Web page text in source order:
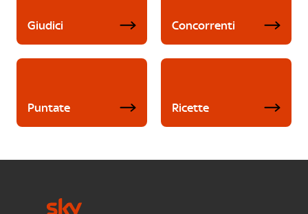
Giudici Concorrenti
Puntate Ricette